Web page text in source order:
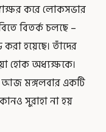
করে লোকসভার
বিতর্ক চলছে –
হয়েছে। তাঁদের
হোক অধ্যক্ষকে।
আজ মঙ্গলবার একটি
সুরাহা না হয়